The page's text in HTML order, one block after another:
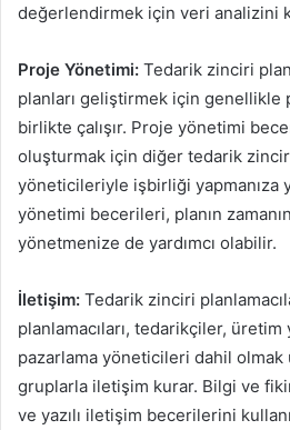
değerlendirmek için veri analizini
Proje Yönetimi: Tedarik zinciri
planları geliştirmek için
birlikte çalışır. Proje yönetimi
oluşturmak için diğer tedarik zinciri
yöneticileriyle işbirliği yapmanıza
yönetimi becerileri, planın
yönetmenize de yardımcı olabilir.
İletişim: Tedarik zinciri
planlamacıları, tedarikçiler,
pazarlama yöneticileri dahil
gruplarla iletişim kurar. Bilgi ve
ve yazılı iletişim becerilerini